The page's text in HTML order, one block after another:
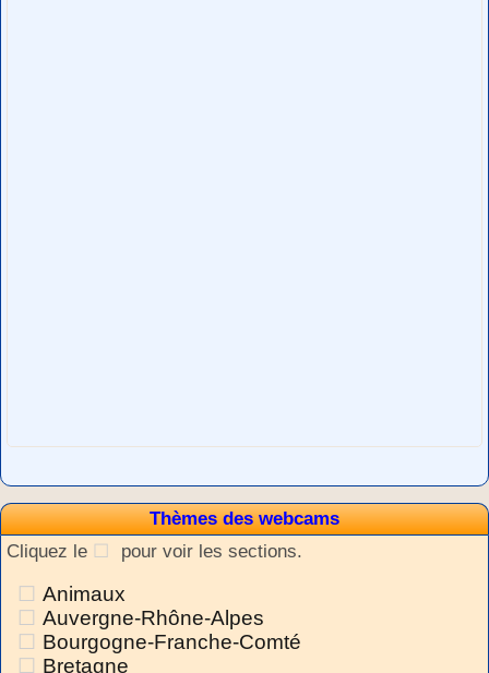
Thèmes des webcams
Cliquez le
pour voir les sections.
Animaux
Auvergne-Rhône-Alpes
Bourgogne-Franche-Comté
Bretagne